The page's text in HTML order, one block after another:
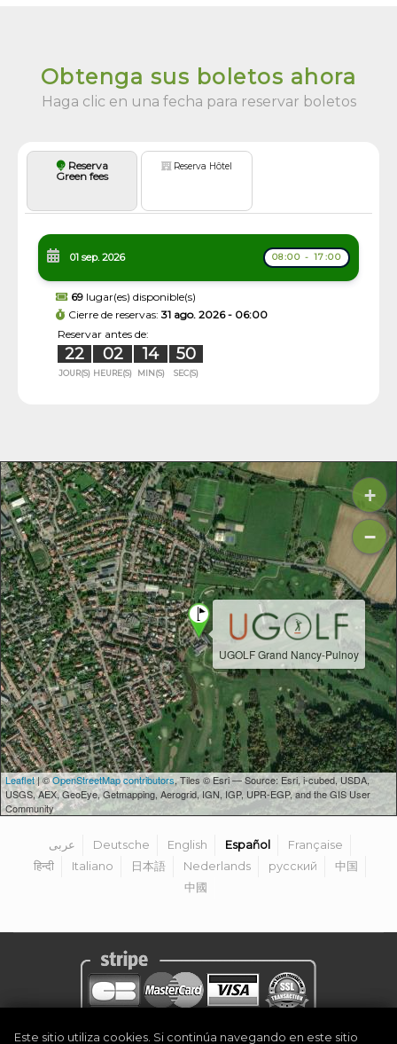
Obtenga sus boletos ahora
Haga clic en una fecha para reservar boletos
Reserva
Green fees
Reserva Hôtel
01 sep. 2026 08:00 - 17:00
69 lugar(es) disponible(s)
Cierre de reservas:31 ago. 2026 - 06:00
Reservar antes de:
22 02 14 49
JOUR(S) HEURE(S) MIN(S) SEC(S)
UGOLF Grand Nancy-Pulnoy
+
−
Leaflet| ©OpenStreetMap contributors, Tiles © Esri — Source: Esri, i-cubed, USDA,
USGS, AEX, GeoEye, Getmapping, Aerogrid, IGN, IGP, UPR-EGP, and the GIS User
Community
عربى Deutsche English Español
Française
हिन्दी
Italiano 日本語 Nederlands русский
中国
中國
Este sitio utiliza cookies. Si continúa navegando en este sitio